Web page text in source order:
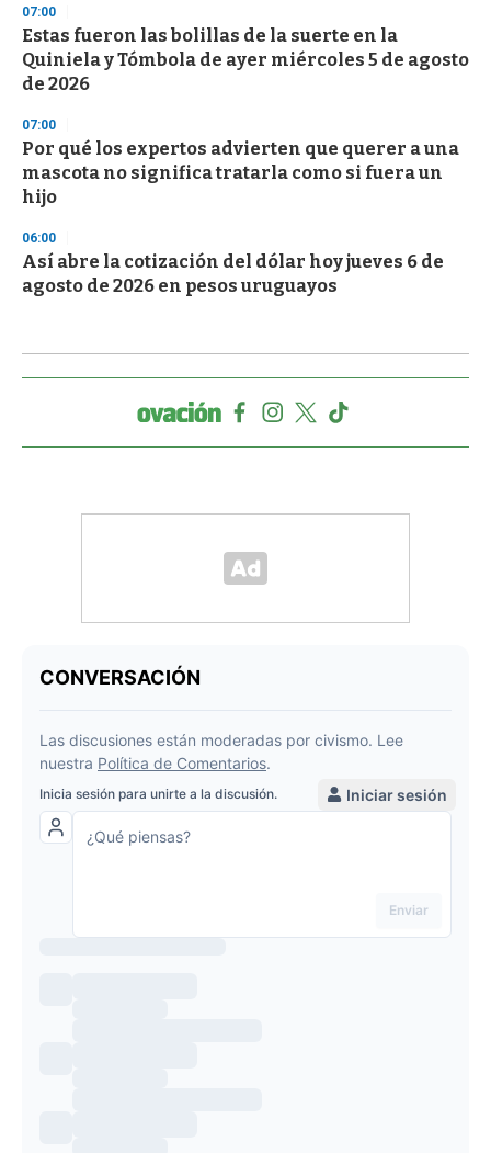
07:00
Estas fueron las bolillas de la suerte en la
Quiniela y Tómbola de ayer miércoles 5 de agosto
de 2026
07:00
Por qué los expertos advierten que querer a una
mascota no significa tratarla como si fuera un
hijo
06:00
Así abre la cotización del dólar hoy jueves 6 de
agosto de 2026 en pesos uruguayos